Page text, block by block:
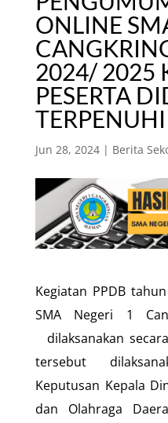
ONLINE
2024/ 2025
PESERTA
TERPENUHI
Jun 28, 2024| Berita
Kegiatan PPDB
SMA Negeri 1
dilaksanakan
tersebut
Keputusan Kepala
dan Olahraga